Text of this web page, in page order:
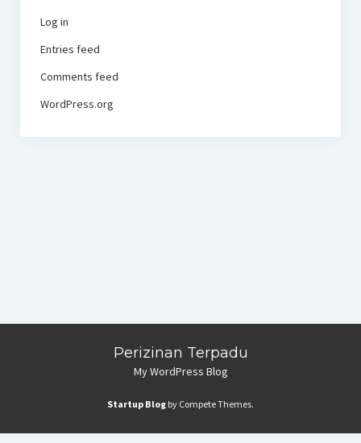
Log in
Entries feed
Comments feed
WordPress.org
Perizinan Terpadu
My WordPress Blog
Startup Blog by Compete Themes.